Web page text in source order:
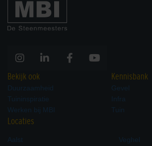
Bekijk ook
Duurzaamheid
Tuininspiratie
Werken bij MBI
Kennisbank
Gevel
Infra
Tuin
Locaties
Aalst Veghel